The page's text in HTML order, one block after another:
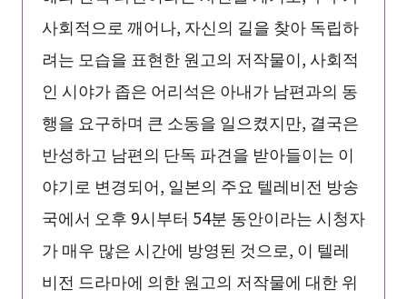
사회적으로 깨어나, 자신의 길을 찾아 독립하
려는 모습을 표현한 원고의 저작물이, 사회적
인 시야가 좁은 어리석은 아내가 남편과의 동
행을 요구하며 큰 소동을 일으켰지만, 결국은
반성하고 남편의 단독 파견을 받아들이는 이
야기로 변경되어, 일본의 주요 텔레비전 방송
국에서 오후 9시부터 54분 동안이라는 시청자
가 매우 많은 시간에 방영된 것으로, 이 텔레
비전 드라마에 의한 원고의 저작물에 대한 위